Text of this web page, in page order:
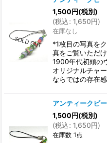
1,500円(税別)
(税込: 1,650円)
在庫なし
*1枚目の写真を
真をご覧いただ
1900年代初頭の
オリジナルチャ
ならではの存在
アンティークビ
1,500円(税別)
(税込: 1,650円)
在庫数 1点